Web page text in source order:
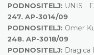
PODNOSITELJ: UNIS -
247. AP-3014/09
PODNOSITELJ: Omer
248. AP-3018/09
PODNOSITELJ: Dragica